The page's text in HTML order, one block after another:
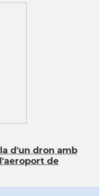
d'un dron amb
de